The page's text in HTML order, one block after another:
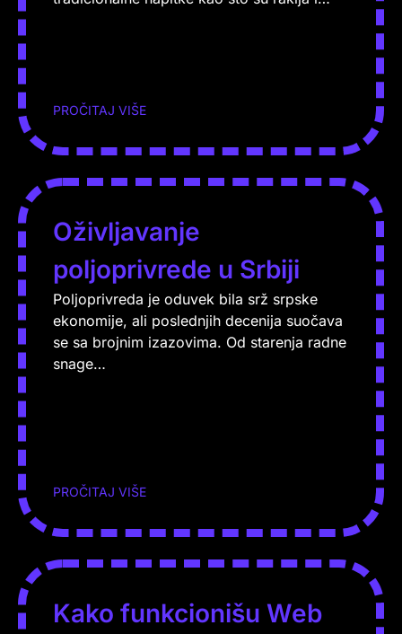
PROČITAJ VIŠE
Oživljavanje
poljoprivrede u Srbiji
Poljoprivreda je oduvek bila srž srpske
ekonomije, ali poslednjih decenija suočava
se sa brojnim izazovima. Od starenja radne
snage…
PROČITAJ VIŠE
Kako funkcionišu Web